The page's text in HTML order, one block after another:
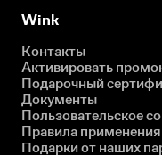
Wink
Контакты
Активировать
Подарочный
Документы
Пользовательское
Правила
Подарки от наших